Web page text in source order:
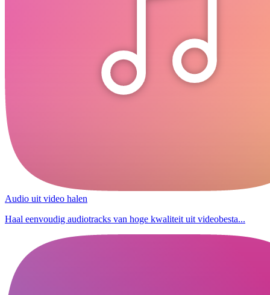
Audio uit video halen
Haal eenvoudig audiotracks van hoge kwaliteit uit videobesta...